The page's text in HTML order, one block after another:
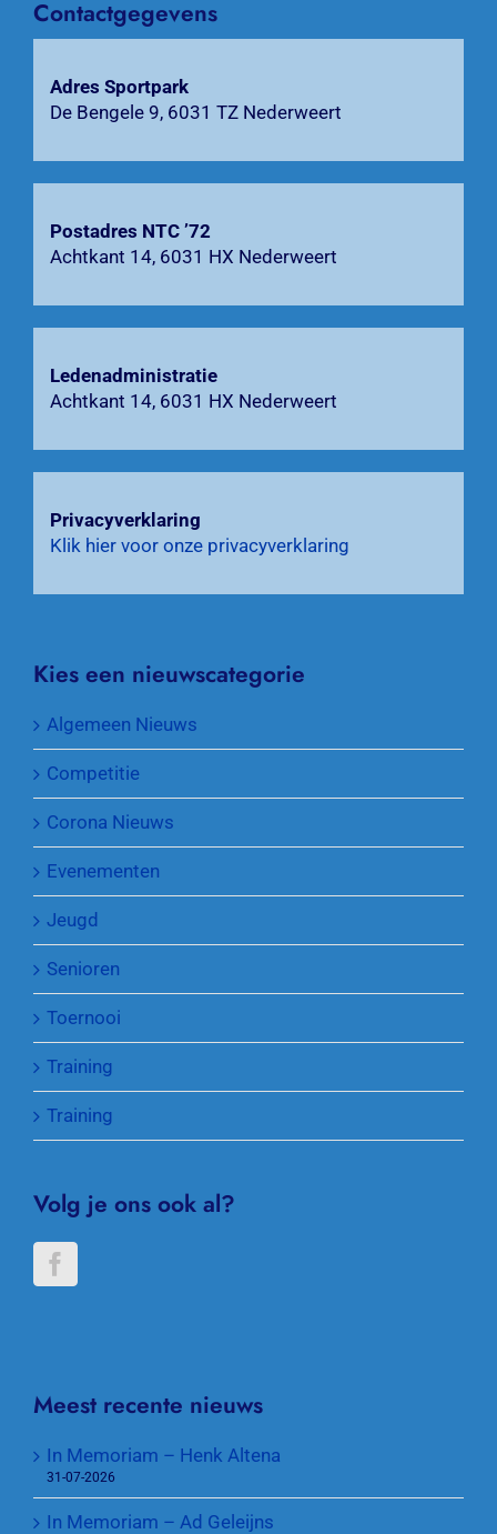
Agenda
Bardienst
Contact
Zoeken
naar:
Contactgegevens
Adres Sportpark
De Bengele 9, 6031 TZ Nederweert
Postadres NTC ’72
Achtkant 14, 6031 HX Nederweert
Ledenadministratie
Achtkant 14, 6031 HX Nederweert
Privacyverklaring
Klik hier voor onze privacyverklaring
Kies een nieuwscategorie
Algemeen Nieuws
Competitie
Corona Nieuws
Evenementen
Jeugd
Senioren
Toernooi
Training
Training
Volg je ons ook al?
Meest recente nieuws
In Memoriam – Henk Altena
31-07-2026
In Memoriam – Ad Geleijns